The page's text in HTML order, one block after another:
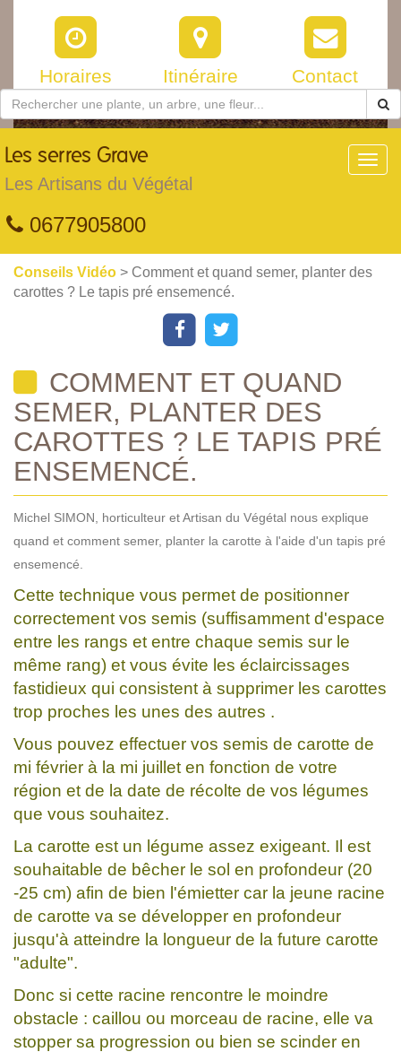
Horaires Itinéraire Contact
Les serres Grave
Les Artisans du Végétal
0677905800
Conseils Vidéo > Comment et quand semer, planter des
carottes ? Le tapis pré ensemencé.
COMMENT ET QUAND
SEMER, PLANTER DES
CAROTTES ? LE TAPIS PRÉ
ENSEMENCÉ.
Michel SIMON, horticulteur et Artisan du Végétal nous explique
quand et comment semer, planter la carotte à l'aide d'un tapis pré
ensemencé.
Cette technique vous permet de positionner
correctement vos semis (suffisamment d'espace
entre les rangs et entre chaque semis sur le
même rang) et vous évite les éclaircissages
fastidieux qui consistent à supprimer les carottes
trop proches les unes des autres .
Vous pouvez effectuer vos semis de carotte de
mi février à la mi juillet en fonction de votre
région et de la date de récolte de vos légumes
que vous souhaitez.
La carotte est un légume assez exigeant. Il est
souhaitable de bêcher le sol en profondeur (20
-25 cm) afin de bien l'émietter car la jeune racine
de carotte va se développer en profondeur
jusqu'à atteindre la longueur de la future carotte
"adulte".
Donc si cette racine rencontre le moindre
obstacle : caillou ou morceau de racine, elle va
stopper sa progression ou bien se scinder en